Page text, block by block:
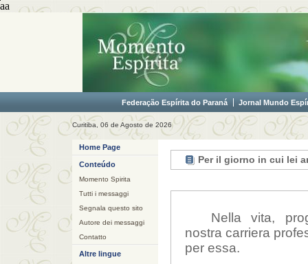
aa
Federação Espírita do Paraná Jornal Mundo
Curitiba, 06 de Agosto de 2026
Home Page
Conteúdo
Momento Spirita
Tutti i messaggi
Segnala questo sito
Autore dei messaggi
Contatto
Altre lingue
Per il giorno in cui lei
Nella vita,
nostra carriera
per essa.